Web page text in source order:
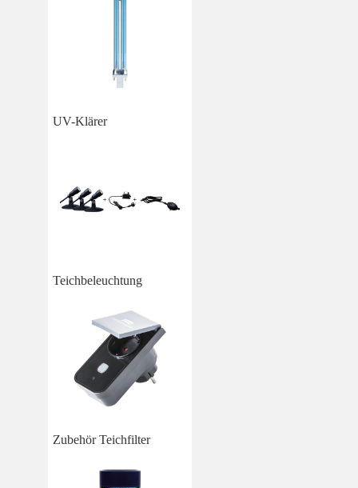
UV-Klärer
Teichbeleuchtung
Zubehör Teichfilter